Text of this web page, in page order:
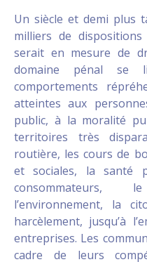
Un siècle et demi plus
milliers de
serait en mesure de
domaine pénal
comportements
atteintes aux
public, à la moralité
territoires très
routière, les cours de
et sociales, la santé
consommateurs,
l’environnement, la
harcèlement, jusqu’à
entreprises. Les
cadre de leurs